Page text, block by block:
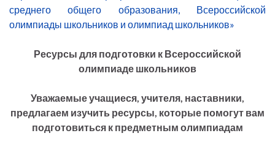
среднего общего образования, Всероссийской
олимпиады школьников и олимпиад школьников»
Ресурсы для подготовки к Всероссийской
олимпиаде школьников
Уважаемые учащиеся, учителя, наставники,
предлагаем изучить ресурсы, которые помогут вам
подготовиться к предметным олимпиадам